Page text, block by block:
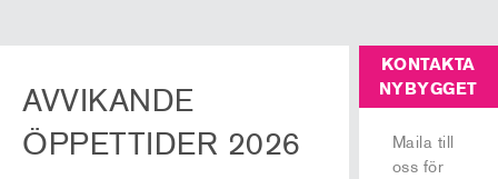
AVVIKANDE
ÖPPETTIDER 2026
KONTAKTA
NYBYGGET
Maila till
oss för